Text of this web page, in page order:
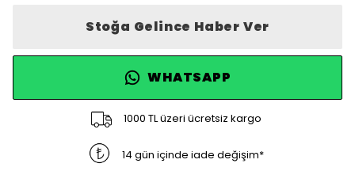
Stoğa Gelince Haber Ver
WHATSAPP
1000 TL üzeri ücretsiz kargo
14 gün içinde iade değişim*